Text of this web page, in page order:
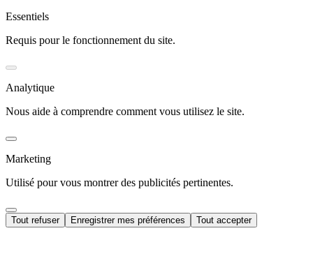
Essentiels
Requis pour le fonctionnement du site.
Analytique
Nous aide à comprendre comment vous utilisez le site.
Marketing
Utilisé pour vous montrer des publicités pertinentes.
Tout refuser Enregistrer mes préférences Tout accepter